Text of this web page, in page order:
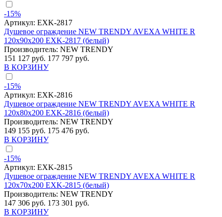
-15%
Артикул: EXK-2817
Душевое ограждение NEW TRENDY AVEXA WHITE R
120x90x200 EXK-2817 (белый)
Производитель: NEW TRENDY
151 127 руб. 177 797 руб.
В КОРЗИНУ
-15%
Артикул: EXK-2816
Душевое ограждение NEW TRENDY AVEXA WHITE R
120x80x200 EXK-2816 (белый)
Производитель: NEW TRENDY
149 155 руб. 175 476 руб.
В КОРЗИНУ
-15%
Артикул: EXK-2815
Душевое ограждение NEW TRENDY AVEXA WHITE R
120x70x200 EXK-2815 (белый)
Производитель: NEW TRENDY
147 306 руб. 173 301 руб.
В КОРЗИНУ